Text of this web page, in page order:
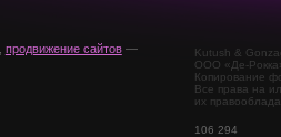
продвижение сайтов—
Kutush &
ООО «Де-
Копирование
Все права на
их
106 294